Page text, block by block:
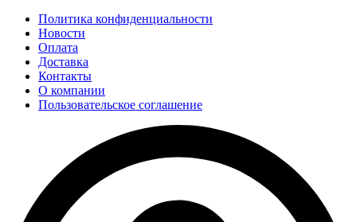
Политика конфиденциальности
Новости
Оплата
Доставка
Контакты
О компании
Пользовательское соглашение